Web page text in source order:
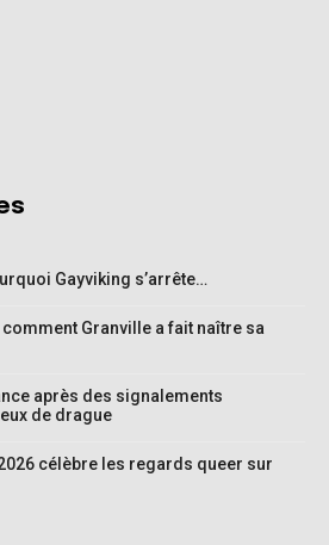
Gayviking s’arrête…
Granville a fait naître sa
après des signalements
de drague
célèbre les regards queer sur